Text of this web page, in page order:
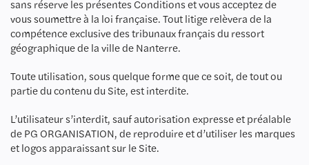
sans réserve les présentes Conditions et vous acceptez de
vous soumettre à la loi française. Tout litige relèvera de la
compétence exclusive des tribunaux français du ressort
géographique de la ville de Nanterre.
Toute utilisation, sous quelque forme que ce soit, de tout ou
partie du contenu du Site, est interdite.
L’utilisateur s’interdit, sauf autorisation expresse et préalable
de PG ORGANISATION, de reproduire et d’utiliser les marques
et logos apparaissant sur le Site.